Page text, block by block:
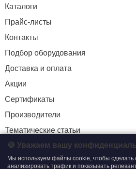
Каталоги
Прайс-листы
Контакты
Подбор оборудования
Доставка и оплата
Акции
Сертификаты
Производители
Тематические статьи
+7 (495) 204-19-33
🍪 Уважаем вашу
Мы используем файлы cookie, чтобы сделать
анализировать трафик и показывать